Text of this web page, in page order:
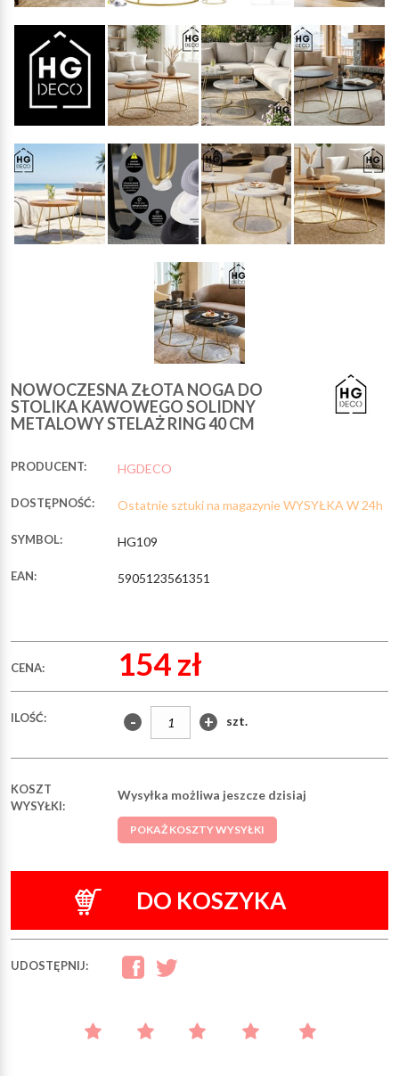
NOWOCZESNA ZŁOTA NOGA DO
STOLIKA KAWOWEGO SOLIDNY
METALOWY STELAŻ RING 40 CM
PRODUCENT: HGDECO
DOSTĘPNOŚĆ: Ostatnie sztuki na magazynie WYSYŁKA W 24h
SYMBOL: HG109
EAN: 5905123561351
CENA: 154 zł
ILOŚĆ: - + szt.
KOSZT
WYSYŁKI:
Wysyłka możliwa jeszcze dzisiaj
POKAŻ KOSZTY WYSYŁKI
DO KOSZYKA
UDOSTĘPNIJ: